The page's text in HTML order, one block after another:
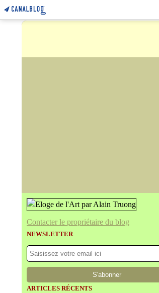
Contacter le propriétaire du blog
NEWSLETTER
ARTICLES RÉCENTS